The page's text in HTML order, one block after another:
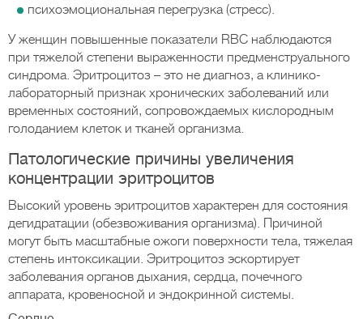
психоэмоциональная перегрузка (стресс).
У женщин повышенные показатели RBC наблюдаются
при тяжелой степени выраженности предменструального
синдрома. Эритроцитоз – это не диагноз, а клинико-
лабораторный признак хронических заболеваний или
временных состояний, сопровождаемых кислородным
голоданием клеток и тканей организма.
Патологические причины увеличения
концентрации эритроцитов
Высокий уровень эритроцитов характерен для состояния
дегидратации (обезвоживания организма). Причиной
могут быть масштабные ожоги поверхности тела, тяжелая
степень интоксикации. Эритроцитоз эскортирует
заболевания органов дыхания, сердца, почечного
аппарата, кровеносной и эндокринной системы.